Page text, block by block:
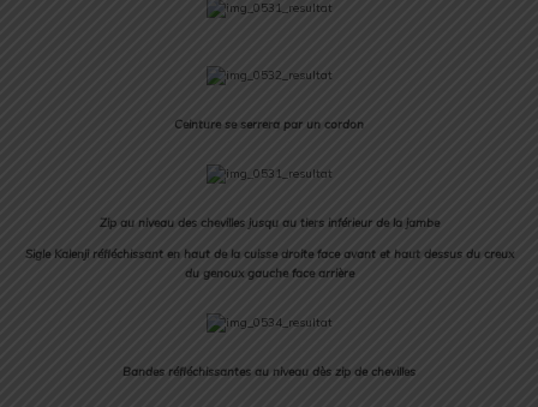
Ceinture se serrera par un cordon
Zip au niveau des chevilles jusqu au tiers inférieur de la jambe
Sigle Kalenji réfléchissant en haut de la cuisse droite face avant et haut dessus du creux
du genoux gauche face arrière
Bandes réfléchissantes au niveau dès zip de chevilles